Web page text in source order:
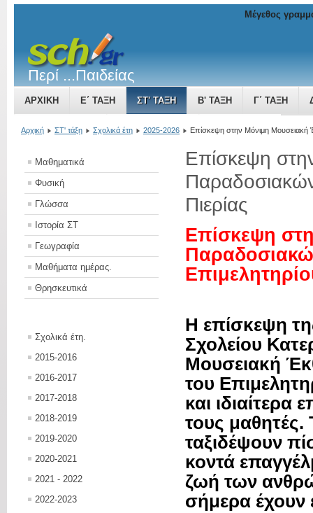
Περί ...Παιδείας
ΑΡΧΙΚΉ Ε΄ ΤΆΞΗ ΣΤ' ΤΆΞΗ Β' ΤΆΞΗ Γ΄ ΤΆΞΗ
ΤΟ ΒΥΖΑΝΤΙΝΌ ΚΡΆΤΟΣ ΜΙΑ ΔΎΝΑΜΗ ΠΟΥ ΜΕΓΑΛΏΝΕΙ
Μέγεθος
Αρχική ΣΤ' τάξη Σχολικά έτη 2025-2026 Επίσκεψη στην Μόνιμη Μουσειακή
Μαθηματικά
Φυσική
Γλώσσα
Ιστορία ΣΤ
Γεωγραφία
Μαθήματα ημέρας.
Θρησκευτικά
Σχολικά έτη.
2015-2016
2016-2017
2017-2018
2018-2019
2019-2020
2020-2021
2021 - 2022
2022-2023
Επίσκεψη
Πιερίας
Επίσκεψη
Η επίσκεψη
Σχολείου
Μουσειακή
του
και ιδιαίτερα
τους μαθητές.
ταξιδέψουν
κοντά
ζωή των
σήμερα έχουν